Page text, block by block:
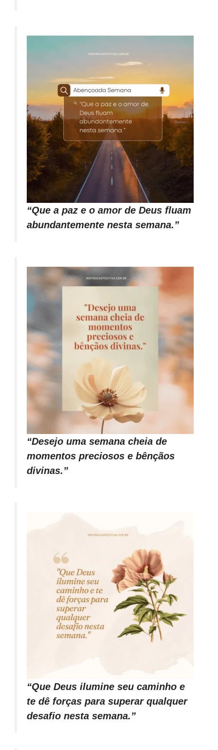
“Que a paz e o amor de Deus fluam
abundantemente nesta semana.”
“Desejo uma semana cheia de
momentos preciosos e bênçãos
divinas.”
“Que Deus ilumine seu caminho e
te dê forças para superar qualquer
desafio nesta semana.”